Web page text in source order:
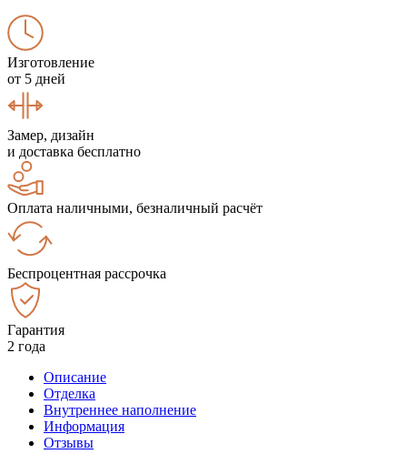
Изготовление
от 5 дней
Замер, дизайн
и доставка бесплатно
Оплата наличными, безналичный расчёт
Беспроцентная рассрочка
Гарантия
2 года
Описание
Отделка
Внутреннее наполнение
Информация
Отзывы